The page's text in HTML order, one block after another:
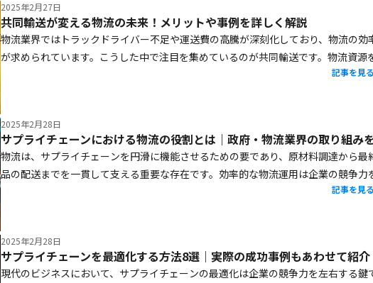
的な知識となるでしょう。
2025年2月27日
共同輸送が変える物流の未来！メリットや事例を詳しく解説
物流業界ではトラックドライバー不足や運送費の高騰が深刻化しており、物流の効
が求められています。こうした中で注目を集めているのが共同輸送です。物流資源
数企業で共有し、効率性の向上とコスト削減を同時に実現する方法として多くの企
記事を見る
2025年2月28日
物流は、サプライチェーンを円滑に機能させるための要であり、原材料調達から最
品の配送までを一貫して支える重要な存在です。効率的な物流運用は企業の競争力
める一方、物流が停滞するとサプライチェーン全体に影響を及ぼす可能性がありま
記事を見る
2025年2月28日
サプライチェーンを最適化する方法8選｜実際の成功事例もあわせて紹介
現代のビジネスにおいて、サプライチェーンの最適化は企業の競争力を左右する鍵